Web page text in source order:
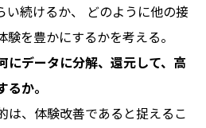
い続けるか、 どのように他の接
を豊かにするかを考える。
にデータに分解、還元して、高
か。
は、体験改善であると捉えるこ